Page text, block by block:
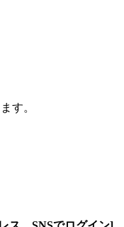
す。